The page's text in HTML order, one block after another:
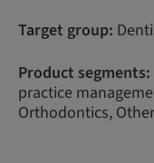
Target group:
Product segments:
practice
Orthodontics,